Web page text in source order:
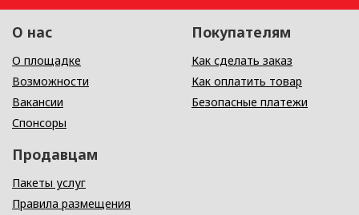
О нас
О площадке
Возможности
Вакансии
Спонсоры
Покупателям
Как сделать заказ
Как оплатить товар
Безопасные платежи
Продавцам
Пакеты услуг
Правила размещения